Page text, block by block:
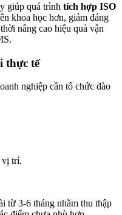
giúp quá trình tích hợp ISO
khoa học hơn, giảm đáng
nâng cao hiệu quả vận
thực tế
nghiệp cần tổ chức đào
vị trí.
từ 3-6 tháng nhằm thu thập